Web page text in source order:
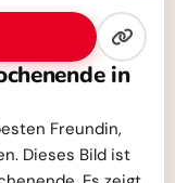
in
Freundin,
Dieses Bild ist